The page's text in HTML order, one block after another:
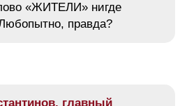
«ЖИТЕЛИ» нигде
правда?
главный